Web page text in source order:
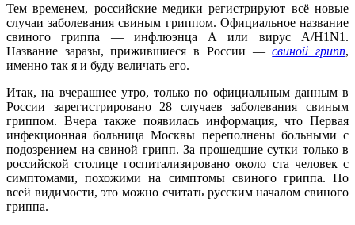
Тем временем, российские медики регистрируют всё новые
случаи заболевания свиным гриппом. Официальное название
свиного гриппа — инфлюэнца А или вирус A/H1N1.
Название заразы, прижившиеся в России —свиной грипп,
именно так я и буду величать его.
Итак, на вчерашнее утро, только по официальным данным в
России зарегистрировано 28 случаев заболевания свиным
гриппом. Вчера также появилась информация, что Первая
инфекционная больница Москвы переполнены больными с
подозрением на свиной грипп. За прошедшие сутки только в
российской столице госпитализировано около ста человек с
симптомами, похожими на симптомы свиного гриппа. По
всей видимости, это можно считать русским началом свиного
гриппа.